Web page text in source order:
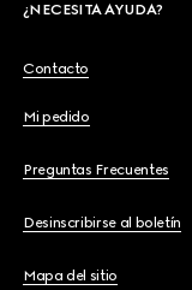
¿NECESITA AYUDA?
Contacto
Mi pedido
Preguntas Frecuentes
Desinscribirse al boletín
Mapa del sitio